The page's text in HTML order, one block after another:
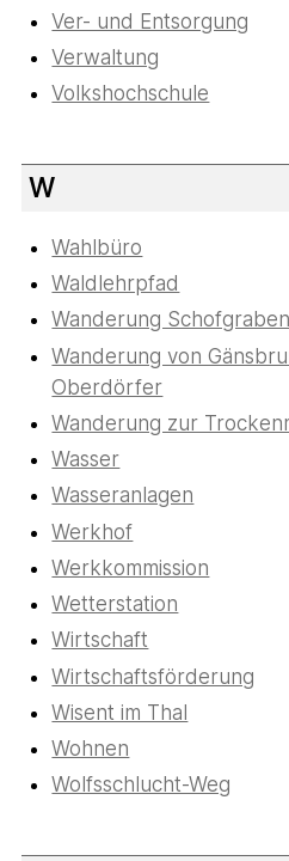
Ver- und Entsorgung
Verwaltung
Volkshochschule
W
Wahlbüro
Waldlehrpfad
Wanderung
Wanderung von
Oberdörfer
Wanderung zur
Wasser
Wasseranlagen
Werkhof
Werkkommission
Wetterstation
Wirtschaft
Wirtschaftsförderung
Wisent im Thal
Wohnen
Wolfsschlucht-Weg